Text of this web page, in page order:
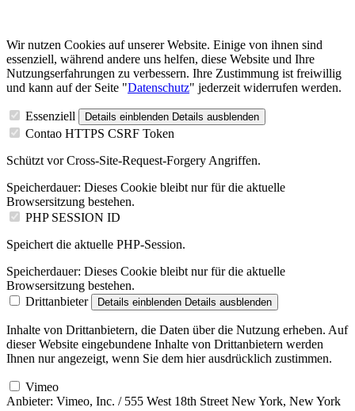
Wir nutzen Cookies auf unserer Website. Einige von ihnen sind
essenziell, während andere uns helfen, diese Website und Ihre
Nutzungserfahrungen zu verbessern. Ihre Zustimmung ist freiwillig
und kann auf der Seite "Datenschutz" jederzeit widerrufen werden.
Essenziell Details einblenden Details ausblenden
Contao HTTPS CSRF Token
Schützt vor Cross-Site-Request-Forgery Angriffen.
Speicherdauer: Dieses Cookie bleibt nur für die aktuelle
Browsersitzung bestehen.
PHP SESSION ID
Speichert die aktuelle PHP-Session.
Speicherdauer: Dieses Cookie bleibt nur für die aktuelle
Browsersitzung bestehen.
Drittanbieter
Details einblenden Details ausblenden
Inhalte von Drittanbietern, die Daten über die Nutzung erheben. Auf
dieser Website eingebundene Inhalte von Drittanbietern werden
Ihnen nur angezeigt, wenn Sie dem hier ausdrücklich zustimmen.
Vimeo
Anbieter: Vimeo, Inc. / 555 West 18th Street New York, New York